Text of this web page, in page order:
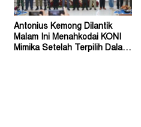
Antonius Kemong Dilantik
Malam Ini Menahkodai KONI
Mimika Setelah Terpilih Dalam